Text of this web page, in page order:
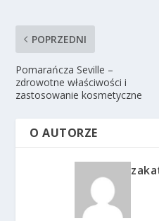
POPRZEDNI
Pomarańcza Seville –
zdrowotne właściwości i
zastosowanie kosmetyczne
O AUTORZE